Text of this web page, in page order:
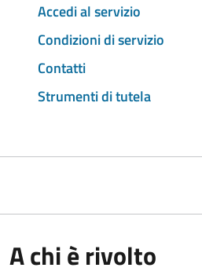
Accedi al servizio
Condizioni di servizio
Contatti
Strumenti di tutela
A chi è rivolto